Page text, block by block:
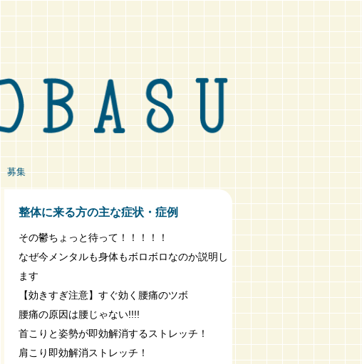
募集
整体に来る方の主な症状・症例
その鬱ちょっと待って！！！！！
なぜ今メンタルも身体もボロボロなのか説明し
ます
【効きすぎ注意】すぐ効く腰痛のツボ
腰痛の原因は腰じゃない!!!!
首こりと姿勢が即効解消するストレッチ！
肩こり即効解消ストレッチ！